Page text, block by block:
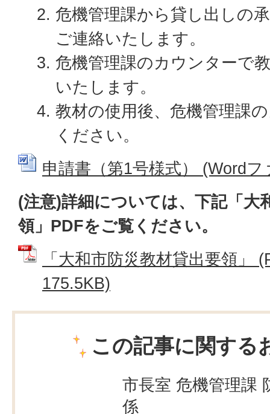
危機管理課から貸し出しの
ご連絡いたします。
危機管理課のカウンターで
いたします。
教材の使用後、危機管理課
ください。
申請書（第1号様式） (Word
(注意)詳細については、下記「大
領」PDFをご覧ください。
「大和市防災教材貸出要領」
175.5KB)
この記事に関する
市長室 危機管理課
係